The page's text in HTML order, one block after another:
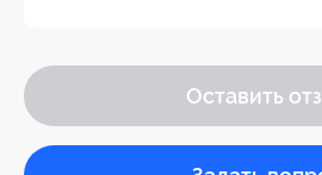
Оставить